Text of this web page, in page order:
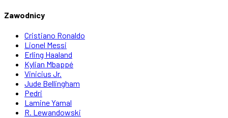
Zawodnicy
Cristiano Ronaldo
Lionel Messi
Erling Haaland
Kylian Mbappé
Vinicius Jr.
Jude Bellingham
Pedri
Lamine Yamal
R. Lewandowski